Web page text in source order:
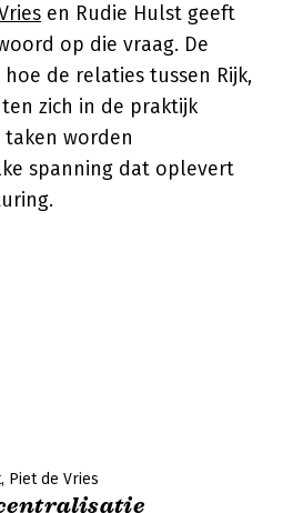
en Rudie Hulst geeft
op die vraag. De
de relaties tussen Rijk,
zich in de praktijk
worden
spanning dat oplevert
Piet de Vries